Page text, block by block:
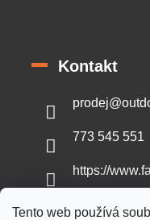
Tento web používá
Kontakt
prodej@
773 545 551
https://